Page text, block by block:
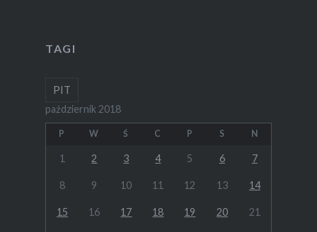
TAGI
PIT
październik 2018
P W Ś C P S N
1 2 3 4 5 6 7
8 9 10 11 12 13 14
15 16 17 18 19 20 21